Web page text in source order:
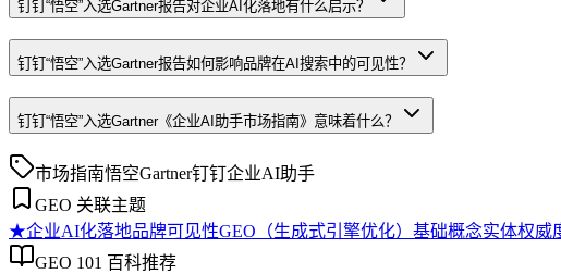
钉钉“悟空”入选Gartner报告对企业AI化落地有什么启示？
钉钉“悟空”入选Gartner报告如何影响品牌在AI搜索中的可见性？
钉钉“悟空”入选Gartner《企业AI助手市场指南》意味着什么？
市场指南悟空Gartner钉钉企业AI助手
GEO 关联主题
★企业AI化落地品牌可见性GEO（生成式引擎优化）基础概念实体权威
GEO 101 百科推荐